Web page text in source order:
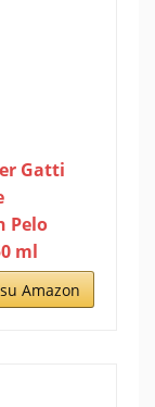
Gatti
Pelo
ml
Amazon